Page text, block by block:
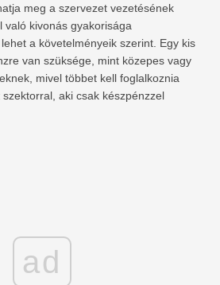
meg a szervezet vezetésének
való kivonás gyakorisága
a követelményeik szerint. Egy kis
van szüksége, mint közepes vagy
mivel többet kell foglalkoznia
aki csak készpénzzel
ad